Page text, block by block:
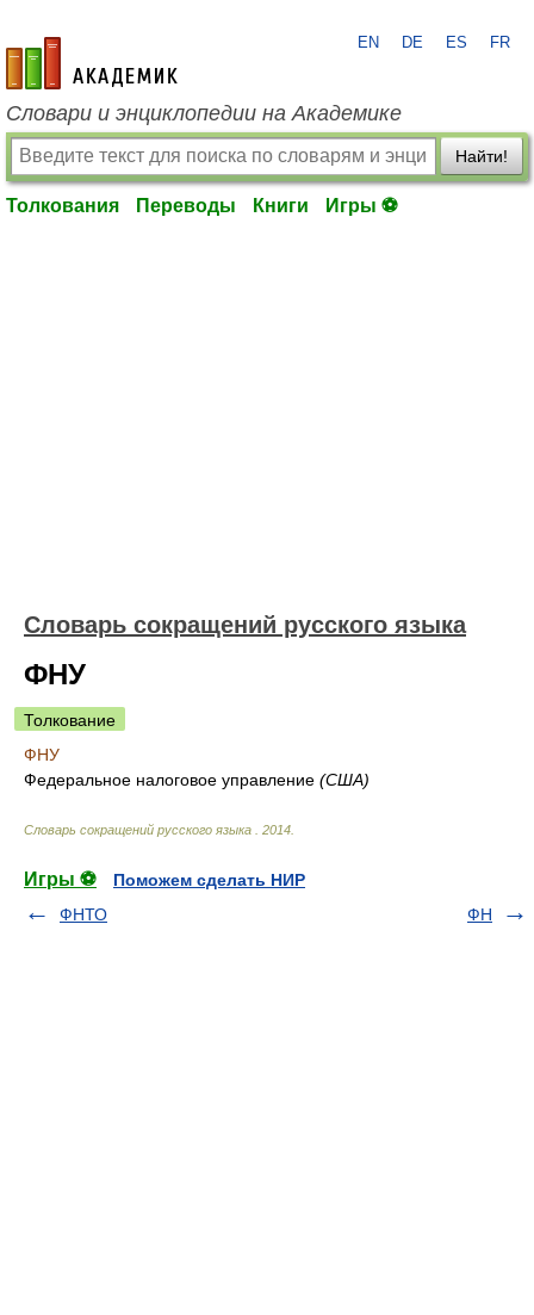
academic.ru
EN DE ES FR
Словари и энциклопедии на Академике
Найти!
Толкования Переводы Книги Игры ⚽
Словарь сокращений русского языка
ФНУ
Толкование
ФНУ
Федеральное налоговое управление (США)
Словарь сокращений русского языка 2014
Игры ⚽
Поможем сделать НИР
ФНТО
ФН